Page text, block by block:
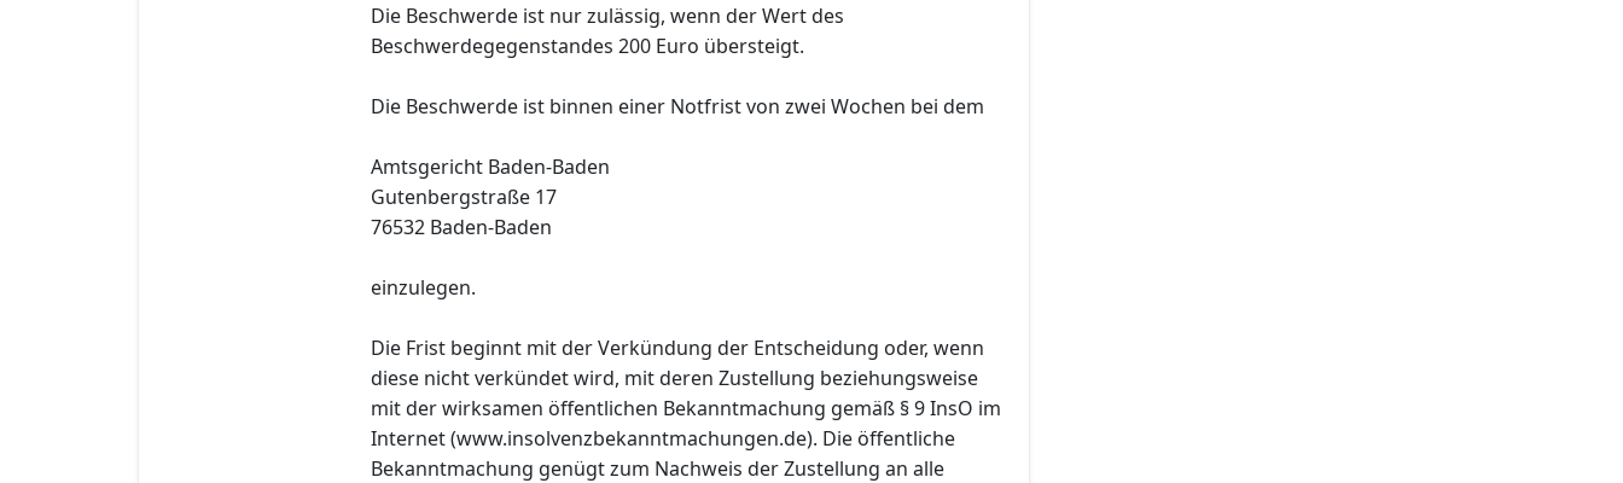
Die Beschwerde ist nur zulässig, wenn der Wert des
Beschwerdegegenstandes 200 Euro übersteigt.
Die Beschwerde ist binnen einer Notfrist von zwei Wochen bei dem
Amtsgericht Baden-Baden
Gutenbergstraße 17
76532 Baden-Baden
einzulegen.
Die Frist beginnt mit der Verkündung der Entscheidung oder, wenn
diese nicht verkündet wird, mit deren Zustellung beziehungsweise
mit der wirksamen öffentlichen Bekanntmachung gemäß § 9 InsO im
Internet (www.insolvenzbekanntmachungen.de). Die öffentliche
Bekanntmachung genügt zum Nachweis der Zustellung an alle